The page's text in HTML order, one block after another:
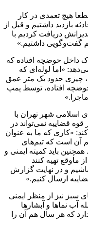
هیچ تعمدی در کار
بازدید داشتیم و قبل از
دریافت کردیم با
گفت‌وگویی داشتیم.»
داخل حوضچه‌ افتاده که
می‌دهد: «اما لوله‌ای که
چیزی حدود یک متر عمق
افتاده، توسط پمپ
شهر تهران با
قوه قضاییه نمی‌تواند در
«کاری که ما به عنوان
آن است که تیم‌های
باید کمیته ایمنی و
تهیه کنند
و در نهایت گزارش
ارسال کنیم.»
سبز نیز از منظر ایمنی
آب نماها و آبشارها
که هر سال هم آن را